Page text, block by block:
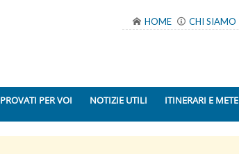
HOME CHI SIAMO
PROVATI PER VOI NOTIZIE UTILI ITINERARI E METE